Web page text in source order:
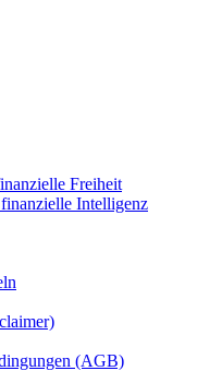
Freiheit
Intelligenz
(AGB)